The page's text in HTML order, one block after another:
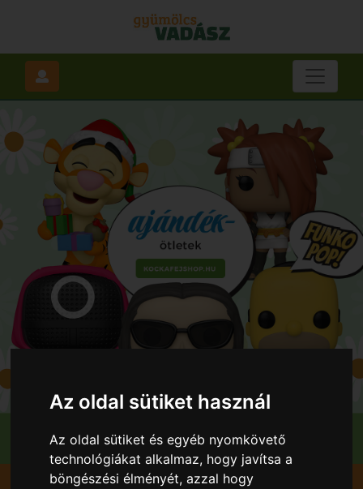
Az oldal sütiket használ
Az oldal sütiket és egyéb nyomkövető
technológiákat alkalmaz, hogy javítsa a
böngészési élményét, azzal hogy
Gyümölcsök Őszibarack